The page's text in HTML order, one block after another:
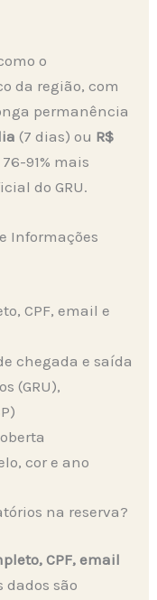
o
da região, com
permanência
(7 dias) ou R$
91% mais
do GRU.
Informações
CPF, email e
chegada e saída
(GRU),
cor e ano
na reserva?
CPF, email
dados são